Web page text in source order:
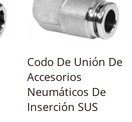
Codo De Unión De
Accesorios
Neumáticos De
Inserción SUS